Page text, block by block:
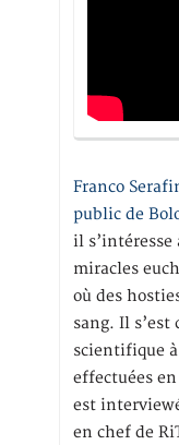
Franco
public de
il s’intéresse
miracles
où des
sang. Il s’est
scientifique
effectuées
est
en chef de